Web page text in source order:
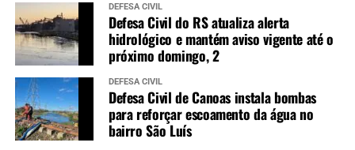
DEFESA CIVIL
Defesa Civil do RS atualiza alerta
hidrológico e mantém aviso vigente até o
próximo domingo, 2
DEFESA CIVIL
Defesa Civil de Canoas instala bombas
para reforçar escoamento da água no
bairro São Luís